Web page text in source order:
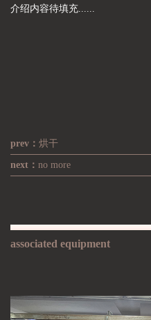
介绍内容待填充......
prev： 烘干
next： no more
associated equipment